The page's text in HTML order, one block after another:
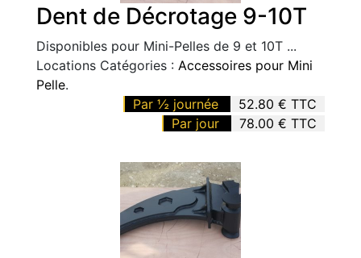
Dent de Décrotage 9-10T
Disponibles pour Mini-Pelles de 9 et 10T ...
Locations Catégories : Accessoires pour Mini
Pelle.
Par ½ journée
52.80 € TTC
Par jour
78.00 € TTC